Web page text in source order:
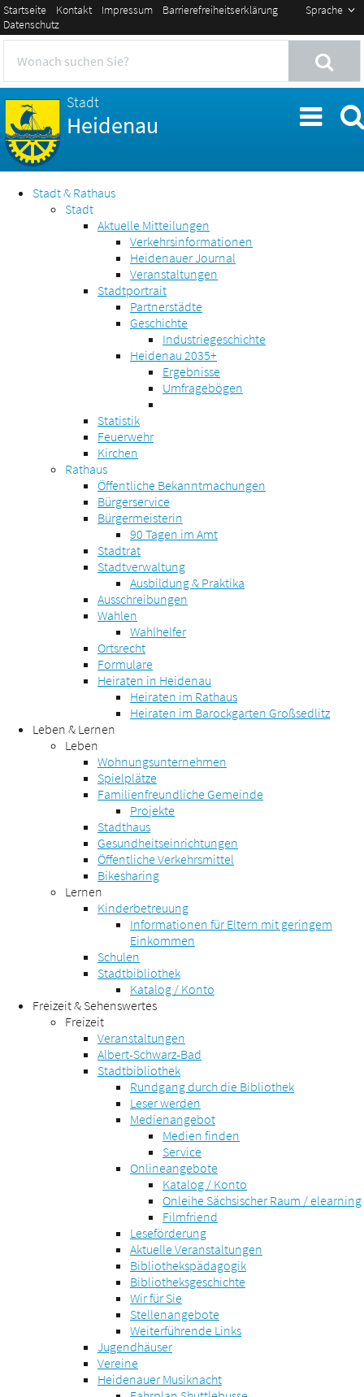
Sprache
Startseite Kontakt Impressum
Barrierefreiheitserklärung
Datenschutz
Stadt
Heidenau
Stadt & Rathaus
Stadt
Aktuelle Mitteilungen
Verkehrsinformationen
Heidenauer Journal
Veranstaltungen
Stadtportrait
Partnerstädte
Geschichte
Industriegeschichte
Heidenau 2035+
Ergebnisse
Umfragebögen
Statistik
Feuerwehr
Kirchen
Rathaus
Öffentliche Bekanntmachungen
Bürgerservice
Bürgermeisterin
90 Tagen im Amt
Stadtrat
Stadtverwaltung
Ausbildung & Praktika
Ausschreibungen
Wahlen
Wahlhelfer
Ortsrecht
Formulare
Heiraten in Heidenau
Heiraten im Rathaus
Heiraten im Barockgarten Großsedlitz
Leben & Lernen
Leben
Wohnungsunternehmen
Spielplätze
Familienfreundliche Gemeinde
Projekte
Stadthaus
Gesundheitseinrichtungen
Öffentliche Verkehrsmittel
Bikesharing
Lernen
Kinderbetreuung
Informationen für Eltern mit geringem
Einkommen
Schulen
Stadtbibliothek
Katalog / Konto
Freizeit & Sehenswertes
Freizeit
Veranstaltungen
Albert-Schwarz-Bad
Stadtbibliothek
Rundgang durch die Bibliothek
Leser werden
Medienangebot
Medien finden
Service
Onlineangebote
Katalog / Konto
Onleihe Sächsischer Raum / elearning
Filmfriend
Leseförderung
Aktuelle Veranstaltungen
Bibliothekspädagogik
Bibliotheksgeschichte
Wir für Sie
Stellenangebote
Weiterführende Links
Jugendhäuser
Vereine
Heidenauer Musiknacht